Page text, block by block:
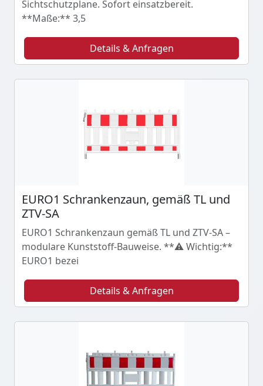
Sichtschutzplane. Sofort einsatzbereit.
**Maße:** 3,5
Details & Anfragen
EURO1 Schrankenzaun, gemäß TL und
ZTV-SA
EURO1 Schrankenzaun gemäß TL und ZTV-SA –
modulare Kunststoff-Bauweise. **⚠️ Wichtig:**
EURO1 bezei
Details & Anfragen